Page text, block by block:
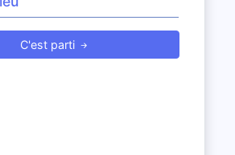
C'est parti